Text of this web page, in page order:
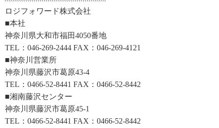
ロジフォワード株式会社
■本社
神奈川県大和市福田4050番地
TEL：046-269-2444 FAX：046-269-4121
■神奈川営業所
神奈川県藤沢市葛原43-4
TEL：0466-52-8441 FAX：0466-52-8442
■湘南藤沢センター
神奈川県藤沢市葛原45-1
TEL：0466-52-8441 FAX：0466-52-8442